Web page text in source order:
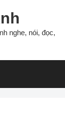
nghe, nói, đọc,